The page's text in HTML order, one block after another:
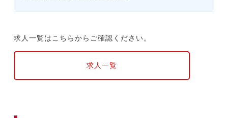
求人一覧はこちらからご確認ください。
求人一覧